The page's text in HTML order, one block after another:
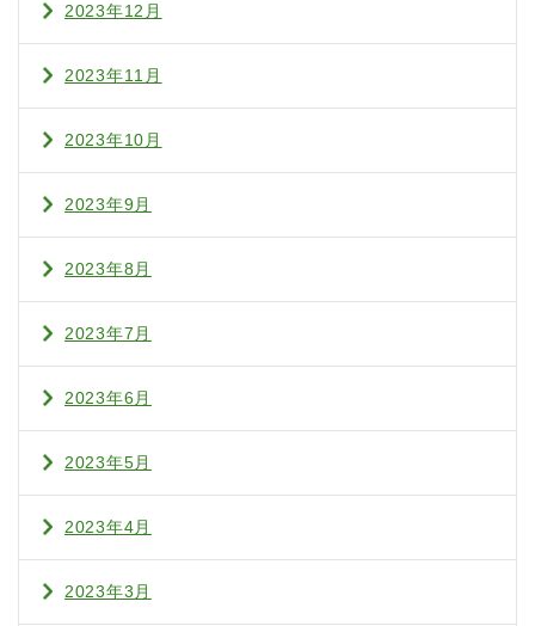
2023年12月
2023年11月
2023年10月
2023年9月
2023年8月
2023年7月
2023年6月
2023年5月
2023年4月
2023年3月